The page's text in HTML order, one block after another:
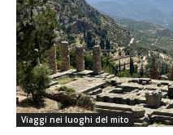
Viaggi nei luoghi del mito